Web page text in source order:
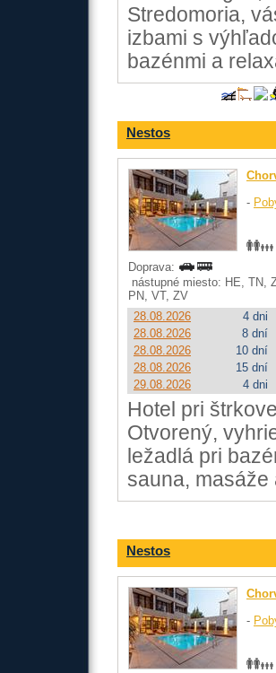
Stredomoria,
izbami s
bazénmi a
Nestos
-
Doprava:
nástupné miesto: HE, TN,
PN, VT, ZV
28.08.2026
4 dni
28.08.2026
8 dní
28.08.2026
10 dní
28.08.2026
15 dní
29.08.2026
4 dni
Hotel pri
Otvorený,
ležadlá pri
sauna, masáže
Nestos
-